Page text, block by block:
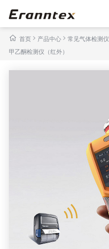
首页> 产品中心 > 常见气体检测仪
甲乙酮检测仪（红外）